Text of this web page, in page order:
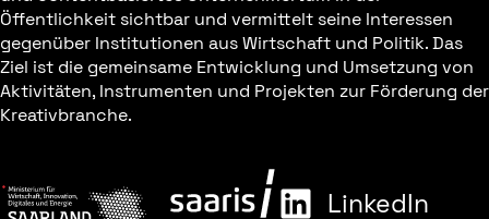
Öffentlichkeit sichtbar und vermittelt seine Interessen
gegenüber Institutionen aus Wirtschaft und Politik. Das
Ziel ist die gemeinsame Entwicklung und Umsetzung von
Aktivitäten, Instrumenten und Projekten zur Förderung der
Kreativbranche.
LinkedIn